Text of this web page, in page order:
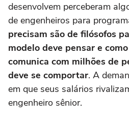
desenvolvem perceberam
de engenheiros para
precisam são de filósofos
modelo deve pensar e
comunica com milhões de
deve se comportar. A
em que seus salários
engenheiro sênior.